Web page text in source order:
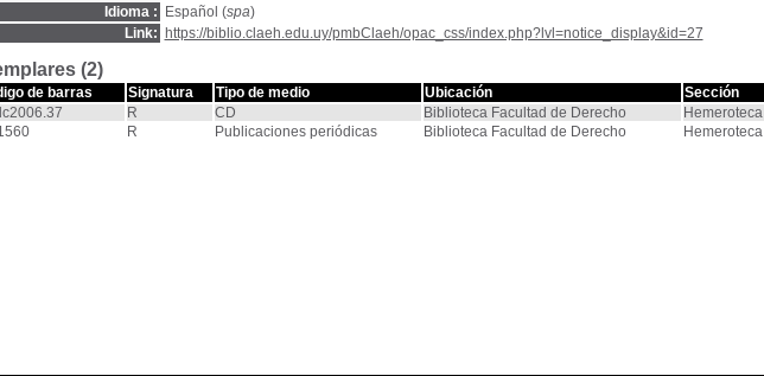
Idioma :
Español (spa)
Link:
https://biblio.claeh.edu.uy/pmbClaeh/opac_css/index.php?lvl=notice_display&id=27
(2)
de barras Signatura Tipo de medio Ubicación Sección
R CD Biblioteca Facultad de Derecho Hemeroteca
R Publicaciones periódicas Biblioteca Facultad de Derecho Hemeroteca